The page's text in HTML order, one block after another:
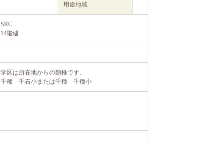
用途地域
SRC
14階建
学区は所在地からの類推です。
千種 千石小または千種 千種小